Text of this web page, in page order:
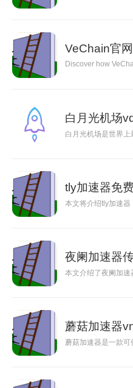
VeChain官
Discover how
白月光机场
白月光机场是世界
tly加速器免
本文将介绍tly加速
夜阑加速器
本文介绍了夜阑加
蘑菇加速器
蘑菇加速器是一款